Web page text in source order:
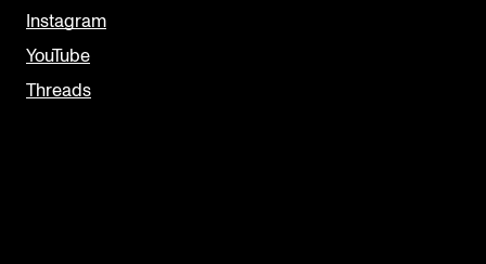
Instagram
YouTube
Threads